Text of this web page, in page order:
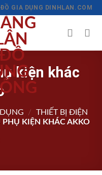
GIA DỤNG DINHLAN.COM
kiện khác
/
THIẾT BỊ ĐIỆN
PHỤ KIỆN KHÁC AKKO